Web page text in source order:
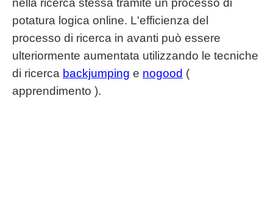
nella ricerca stessa tramite un processo di
potatura logica online. L'efficienza del
processo di ricerca in avanti può essere
ulteriormente aumentata utilizzando le tecniche
di ricerca backjumping e nogood (
apprendimento ).